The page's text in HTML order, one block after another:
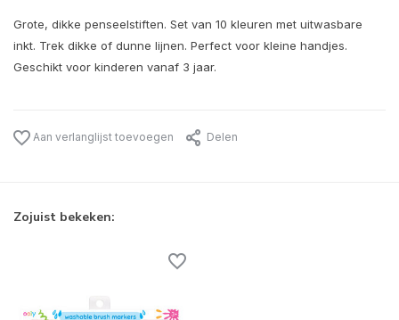
Grote, dikke penseelstiften. Set van 10 kleuren met uitwasbare
inkt. Trek dikke of dunne lijnen. Perfect voor kleine handjes.
Geschikt voor kinderen vanaf 3 jaar.
Aan verlanglijst toevoegen Delen
Zojuist bekeken: